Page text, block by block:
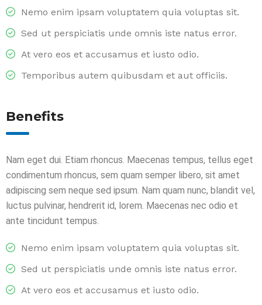
Nemo enim ipsam voluptatem quia voluptas sit.
Sed ut perspiciatis unde omnis iste natus error.
At vero eos et accusamus et iusto odio.
Temporibus autem quibusdam et aut officiis.
Benefits
Nam eget dui. Etiam rhoncus. Maecenas tempus, tellus eget
condimentum rhoncus, sem quam semper libero, sit amet
adipiscing sem neque sed ipsum. Nam quam nunc, blandit vel,
luctus pulvinar, hendrerit id, lorem. Maecenas nec odio et
ante tincidunt tempus.
Nemo enim ipsam voluptatem quia voluptas sit.
Sed ut perspiciatis unde omnis iste natus error.
At vero eos et accusamus et iusto odio.